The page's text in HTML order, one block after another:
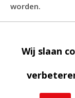
worden.
huidtinten als
een ruime
Aquacolor
Wij slaan